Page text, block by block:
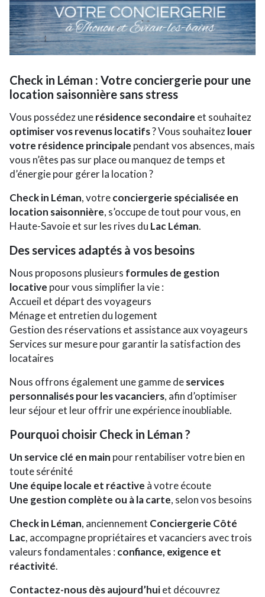
Check in Léman : Votre conciergerie pour une
location saisonnière sans stress
Vous possédez unerésidence secondaire et souhaitez
optimiser vos revenus locatifs? Vous souhaitezlouer
votre résidence principale pendant vos absences, mais
vous n’êtes pas sur place ou manquez de temps et
d’énergie pour gérer la location ?
Check in Léman, votreconciergerie spécialisée en
location saisonnière, s’occupe de tout pour vous, en
Haute-Savoie et sur les rives du Lac Léman.
Des services adaptés à vos besoins
Nous proposons plusieurs formules de gestion
locative pour vous simplifier la vie :
Accueil et départ des voyageurs
Ménage et entretien du logement
Gestion des réservations et assistance aux voyageurs
Services sur mesure pour garantir la satisfaction des
locataires
Nous offrons également une gamme deservices
personnalisés pour les vacanciers, afin d’optimiser
leur séjour et leur offrir une expérience inoubliable.
Pourquoi choisir Check in Léman ?
Un service clé en main pour rentabiliser votre bien en
toute sérénité
Une équipe locale et réactive à votre écoute
Une gestion complète ou à la carte, selon vos besoins
Check in Léman, anciennement Conciergerie Côté
Lac, accompagne propriétaires et vacanciers avec trois
valeurs fondamentales : confiance, exigence et
réactivité.
Contactez-nous dès aujourd’huiet découvrez